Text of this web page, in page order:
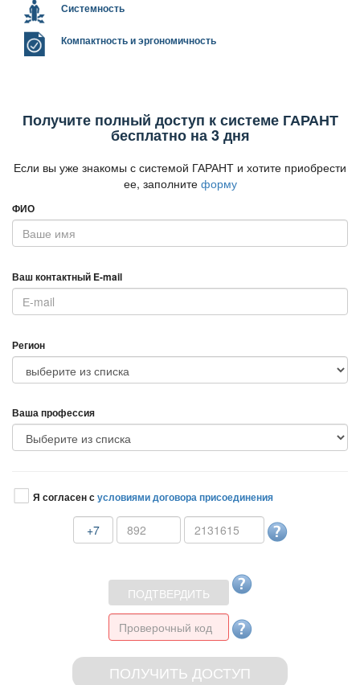
Системность
Компактность и эргономичность
Получите полный доступ к системе ГАРАНТ
есплатно на 3 дня
Если вы уже знакомы с системой ГАРАНТ и хотите приобрести
ее, заполните форму
ФИО
аш контактный E-mail
Регион
аша профессия
Я согласен сусловиями договора присоединения
+7